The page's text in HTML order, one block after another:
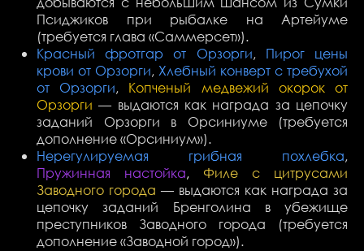
Псиджиков при рыбалке на Артейуме
(требуется глава «Саммерсет»).
Красный фротгар от Орзорги, Пирог цены
крови от Орзорги, Хлебный конверт с требухой
от Орзорги, Копченый медвежий окорок от
Орзорги — выдаются как награда за цепочку
заданий Орзорги в Орсиниуме (требуется
дополнение «Орсиниум»).
Нерегулируемая грибная похлебка,
Пружинная настойка,
Филе с цитрусами
Заводного города — выдаются как награда за
цепочку заданий Бренголина в убежище
преступников Заводного города (требуется
дополнение «Заводной город»).